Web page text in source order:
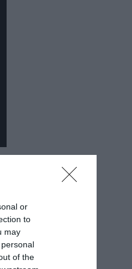
or
to
may
of the